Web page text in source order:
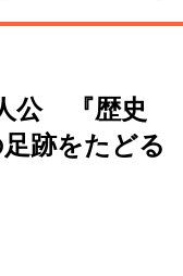
公 『歴史
跡をたどる